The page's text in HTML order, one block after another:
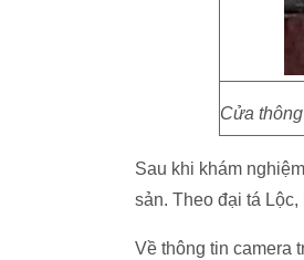
Cửa
Sau khi khám
sản. Theo đại tá
Về thông tin camera